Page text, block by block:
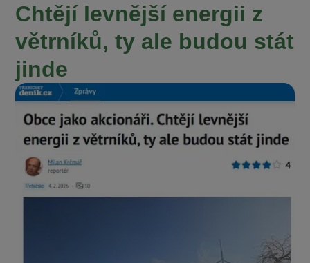
Chtějí levnější energii z
větrníků, ty ale budou stát
jinde